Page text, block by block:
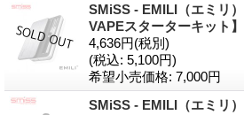
SMiSS - EMILI（エミリ
VAPEスターターキット】
4,636円(税別)
(税込: 5,100円)
希望小売価格: 7,000円
SMiSS - EMILI（エミリ